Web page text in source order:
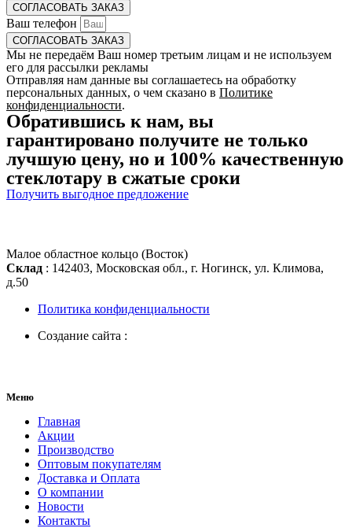
СОГЛАСОВАТЬ ЗАКАЗ
Ваш телефон
СОГЛАСОВАТЬ ЗАКАЗ
Мы не передаём Ваш номер третьим лицам и не используем
его для рассылки рекламы
Отправляя нам данные вы соглашаетесь на обработку
персональных данных, о чем сказано в Политике
конфиденциальности.
Обратившись к нам, вы
гарантировано получите не только
лучшую цену, но и 100% качественную
стеклотару в сжатые сроки
Получить выгодное предложение
Малое областное кольцо (Восток)
Склад : 142403, Московская обл., г. Ногинск, ул. Климова,
д.50
Политика конфиденциальности
Создание сайта :
Меню
Главная
Акции
Производство
Оптовым покупателям
Доставка и Оплата
О компании
Новости
Контакты